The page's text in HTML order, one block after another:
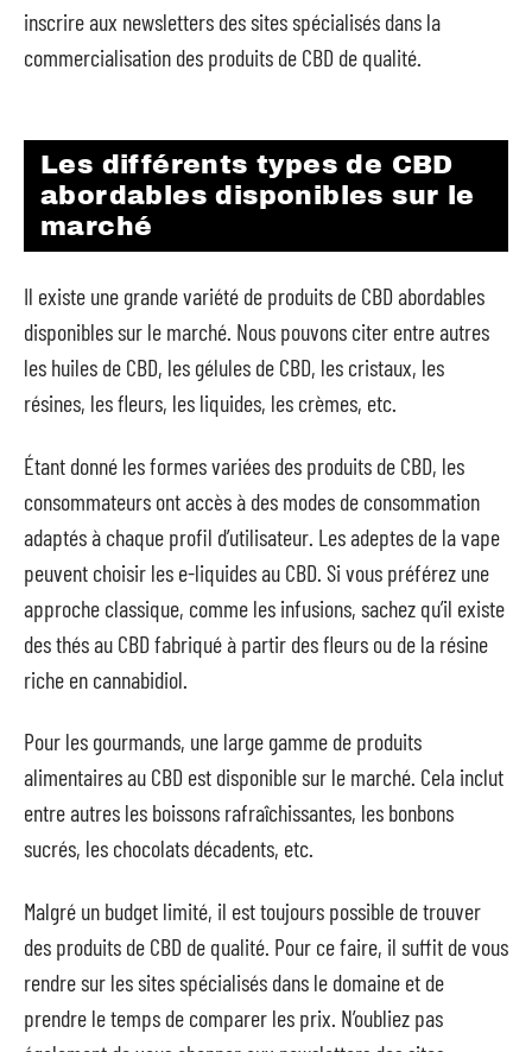
inscrire aux newsletters des sites spécialisés dans la
commercialisation des produits de CBD de qualité.
Les différents types de CBD
abordables disponibles sur le
marché
Il existe une grande variété de produits de CBD abordables
disponibles sur le marché. Nous pouvons citer entre autres
les huiles de CBD, les gélules de CBD, les cristaux, les
résines, les fleurs, les liquides, les crèmes, etc.
Étant donné les formes variées des produits de CBD, les
consommateurs ont accès à des modes de consommation
adaptés à chaque profil d’utilisateur. Les adeptes de la vape
peuvent choisir les e-liquides au CBD. Si vous préférez une
approche classique, comme les infusions, sachez qu’il existe
des thés au CBD fabriqué à partir des fleurs ou de la résine
riche en cannabidiol.
Pour les gourmands, une large gamme de produits
alimentaires au CBD est disponible sur le marché. Cela inclut
entre autres les boissons rafraîchissantes, les bonbons
sucrés, les chocolats décadents, etc.
Malgré un budget limité, il est toujours possible de trouver
des produits de CBD de qualité. Pour ce faire, il suffit de vous
rendre sur les sites spécialisés dans le domaine et de
prendre le temps de comparer les prix. N’oubliez pas